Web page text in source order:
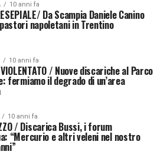
10 anni fa
Da Scampia Daniele Canino
napoletani in Trentino
10 anni fa
VIOLENTATO / Nuove discariche al Parco
fermiamo il degrado di un’area
10 anni fa
/ Discarica Bussi, i forum
“Mercurio e altri veleni nel nostro